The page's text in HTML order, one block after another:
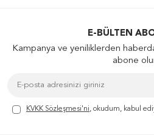
E-BÜLTEN
Kampanya ve yeniliklerden
abone
KVKK Sözleşmesi'ni, okudum, kabul